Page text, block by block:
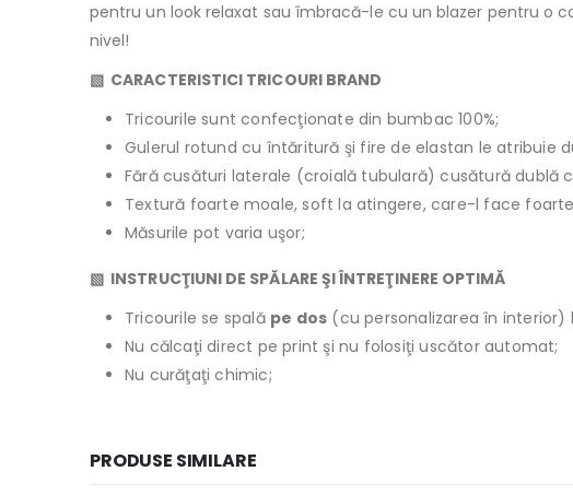
pentru un look relaxat sau îmbracă-le cu un blazer pentru o
nivel!
▧ CARACTERISTICI TRICOURI BRAND
Tricourile sunt confecţionate din bumbac 100%;
Gulerul rotund cu întăritură şi fire de elastan le
Fără cusături laterale (croială tubulară) cusătură dublă
Textură foarte moale, soft la atingere, care-l face
Măsurile pot varia uşor;
▧ INSTRUCŢIUNI DE SPĂLARE ŞI ÎNTREŢINERE OPTIMĂ
Tricourile se spală pe dos (cu personalizarea în interior)
Nu călcaţi direct pe print şi nu folosiţi uscător automat;
Nu curăţaţi chimic;
PRODUSE SIMILARE